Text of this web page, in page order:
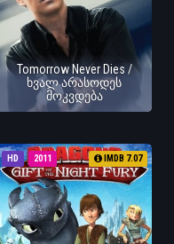
Tomorrow Never Dies /
ხვალ არასოდეს
მოკვდება
HD 2011 IMDB 7.07